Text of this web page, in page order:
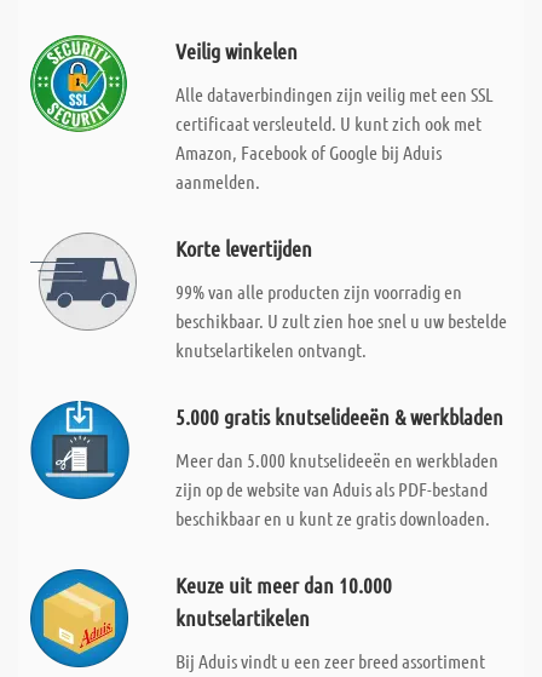
Veilig winkelen
Alle dataverbindingen zijn veilig met een SSL
certificaat versleuteld. U kunt zich ook met
Amazon, Facebook of Google bij Aduis
aanmelden.
Korte levertijden
99% van alle producten zijn voorradig en
beschikbaar. U zult zien hoe snel u uw bestelde
knutselartikelen ontvangt.
5.000 gratis knutselideeën & werkbladen
Meer dan 5.000 knutselideeën en werkbladen
zijn op de website van Aduis als PDF-bestand
beschikbaar en u kunt ze gratis downloaden.
Keuze uit meer dan 10.000
knutselartikelen
Bij Aduis vindt u een zeer breed assortiment